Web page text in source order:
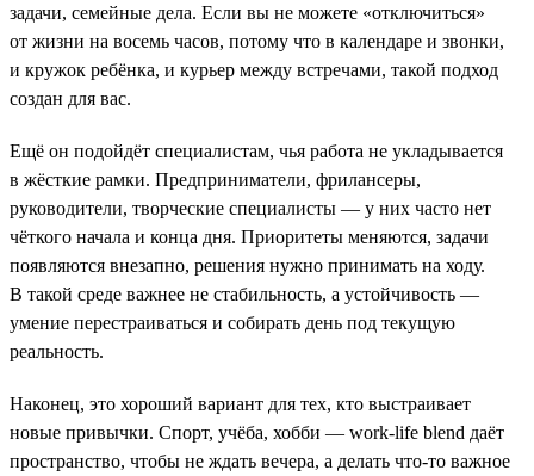
задачи, семейные дела. Если вы не можете «отключиться»
от жизни на восемь часов, потому что в календаре и звонки,
и кружок ребёнка, и курьер между встречами, такой подход
создан для вас.
Ещё он подойдёт специалистам, чья работа не укладывается
в жёсткие рамки. Предприниматели, фрилансеры,
руководители, творческие специалисты — у них часто нет
чёткого начала и конца дня. Приоритеты меняются, задачи
появляются внезапно, решения нужно принимать на ходу.
В такой среде важнее не стабильность, а устойчивость —
умение перестраиваться и собирать день под текущую
реальность.
Наконец, это хороший вариант для тех, кто выстраивает
новые привычки. Спорт, учёба, хобби — work-life blend даёт
пространство, чтобы не ждать вечера, а делать что-то важное